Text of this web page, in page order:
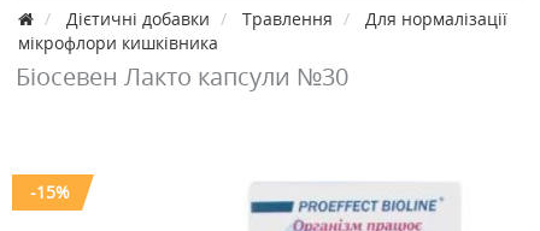
Дієтичні добавки Травлення
Для нормалізації
мікрофлори кишківника
Біосевен Лакто капсули №30
-15%